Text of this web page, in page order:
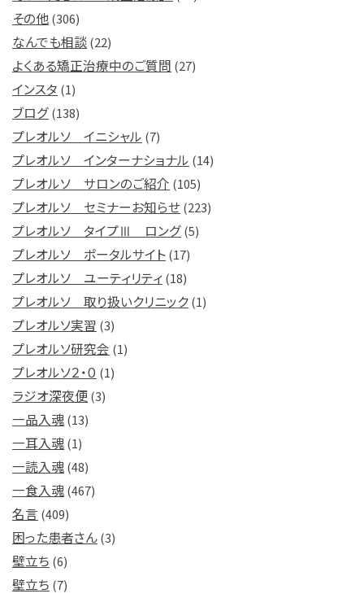
その他(306)
なんでも相談(22)
よくある矯正治療中のご質問 (27)
インスタ (1)
ブログ(138)
プレオルソ イニシャル (7)
プレオルソ インターナショナル (14)
プレオルソ サロンのご紹介 (105)
プレオルソ セミナーお知らせ(223)
プレオルソ タイプⅢ ロング(5)
プレオルソ ポータルサイト(17)
プレオルソ ユーティリティ(18)
プレオルソ 取り扱いクリニック(1)
プレオルソ実習 (3)
プレオルソ研究会 (1)
プレオルソ２・０ (1)
ラジオ深夜便(3)
一品入魂(13)
一耳入魂(1)
一読入魂(48)
一食入魂(467)
名言 (409)
困った患者さん(3)
壁立ち (6)
壁立ち (7)